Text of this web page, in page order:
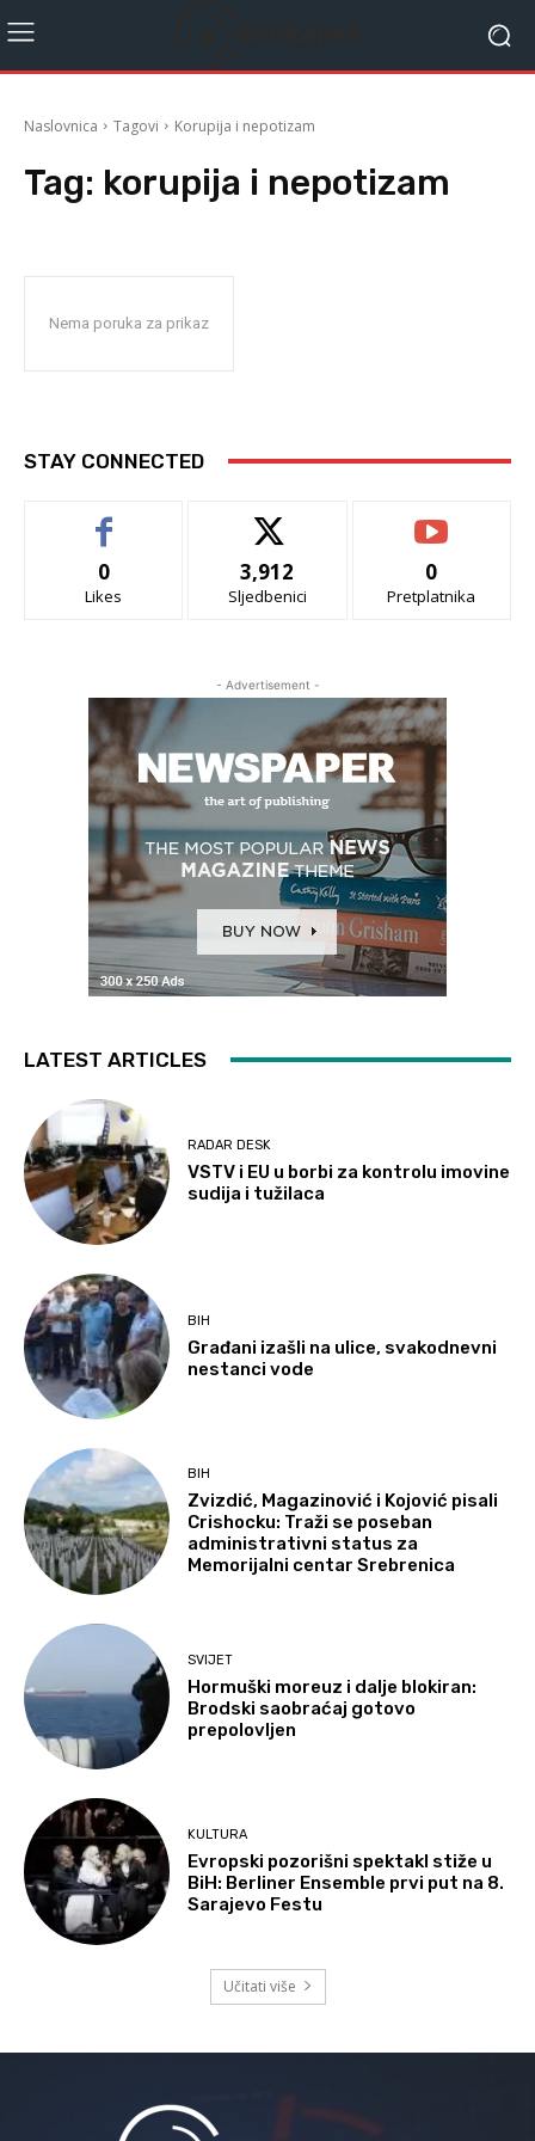
Naslovnica Tagovi Korupija i nepotizam
Tag: korupija i nepotizam
Nema poruka za prikaz
STAY CONNECTED
0
Likes
3,912
Sljedbenici
0
Pretplatnika
- Advertisement -
LATEST ARTICLES
RADAR DESK
VSTV i EU u borbi za kontrolu imovine
sudija i tužilaca
BIH
Građani izašli na ulice, svakodnevni
nestanci vode
BIH
Zvizdić, Magazinović i Kojović pisali
Crishocku: Traži se poseban
administrativni status za
Memorijalni centar Srebrenica
SVIJET
Hormuški moreuz i dalje blokiran:
Brodski saobraćaj gotovo
prepolovljen
KULTURA
Evropski pozorišni spektakl stiže u
BiH: Berliner Ensemble prvi put na 8.
Sarajevo Festu
Učitati više